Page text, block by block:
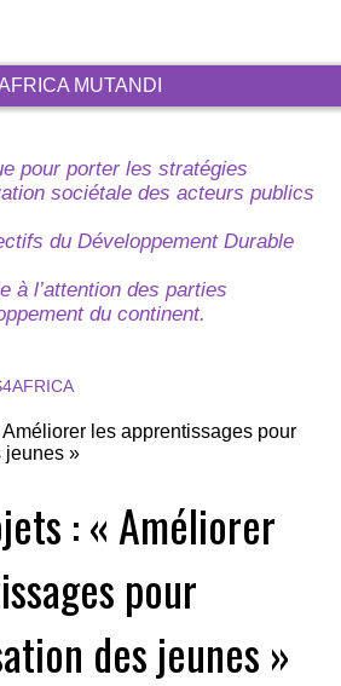
pour porter les stratégies
sociétale des acteurs publics
du Développement Durable
à l’attention des parties
du continent.
: « Améliorer
pour
des jeunes »